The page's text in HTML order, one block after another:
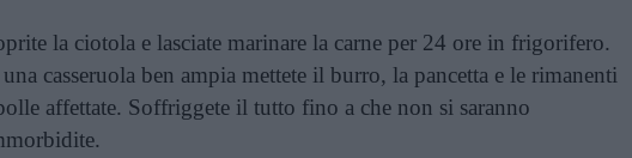
la ciotola e lasciate marinare la carne per 24 ore in frigorifero.
casseruola ben ampia mettete il burro, la pancetta e le rimanenti
affettate. Soffriggete il tutto fino a che non si saranno